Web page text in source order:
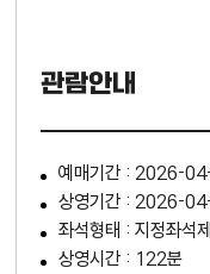
관람안내
예매기간 : 2026-
상영기간 : 2026-
좌석형태 : 지정좌석제
상영시간 : 122분